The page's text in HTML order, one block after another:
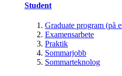
Student
Graduate program (på
Examensarbete
Praktik
Sommarjobb
Sommarteknolog